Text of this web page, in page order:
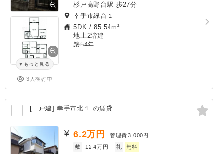
もっと見る
3人検討中
杉戸高野台駅 歩27分
幸手市緑台１
5DK / 85.54m²
地上2階建
築54年
[一戸建] 幸手市北１ の賃貸
6.2万円 管理費 3,000円
敷
12.4万円 礼 無料